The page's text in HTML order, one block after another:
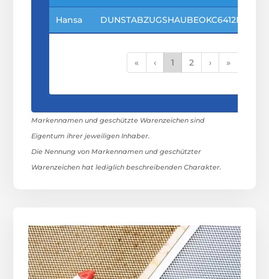
Hansa DUNSTABZUGSHAUBEOKC6412I
« ‹ 1 2 › »
Markennamen und geschützte Warenzeichen sind
Eigentum ihrer jeweiligen Inhaber.
Die Nennung von Markennamen und geschützter
Warenzeichen hat lediglich beschreibenden Charakter.